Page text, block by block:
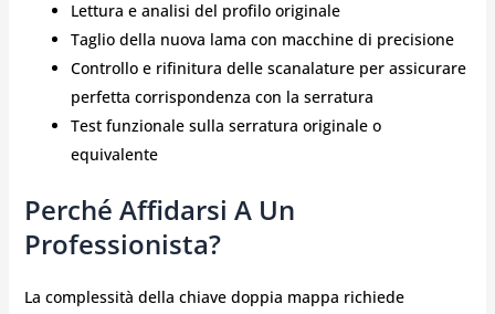
Lettura e analisi del profilo originale
Taglio della nuova lama con macchine di precisione
Controllo e rifinitura delle scanalature per assicurare
perfetta corrispondenza con la serratura
Test funzionale sulla serratura originale o
equivalente
Perché Affidarsi A Un
Professionista?
La complessità della chiave doppia mappa richiede